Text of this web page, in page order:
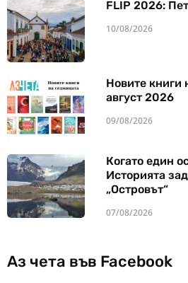
FLIP 2026:
10/08/2026
Новите книги
август 2026
09/08/2026
Когато един
Историята
„Островът“
07/08/2026
Аз чета във Facebook